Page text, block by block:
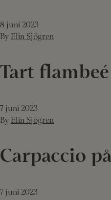
8 juni 2023
By Elin Sjögren
Tart
7 juni 2023
By Elin Sjögren
Carpaccio
7 juni 2023